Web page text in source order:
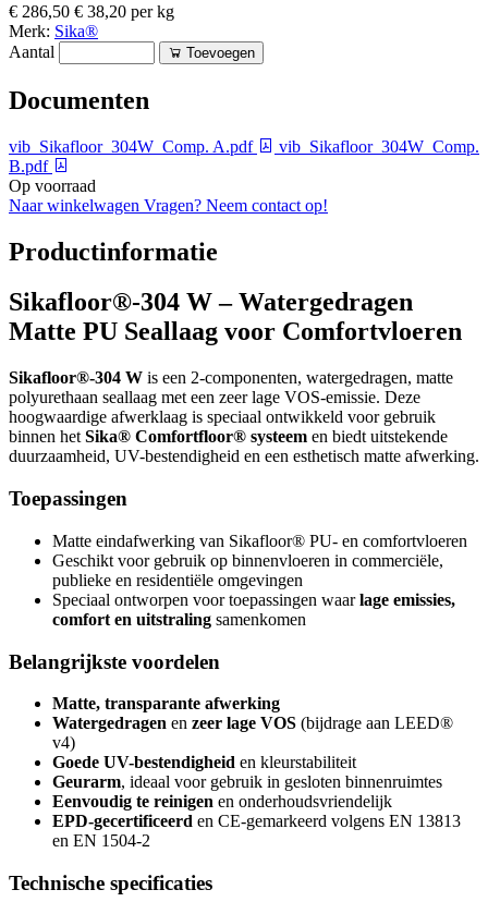
€ 286,50 € 38,20 per kg
Merk: Sika®
Aantal
Toevoegen
Documenten
vib_Sikafloor_304W_Comp. A.pdf
vib_Sikafloor_304W_Comp.
B.pdf
Op voorraad
Naar winkelwagen Vragen? Neem contact op!
Productinformatie
Sikafloor®-304 W – Watergedragen
Matte PU Seallaag voor Comfortvloeren
Sikafloor®-304 W is een 2-componenten, watergedragen, matte
polyurethaan seallaag met een zeer lage VOS-emissie. Deze
hoogwaardige afwerklaag is speciaal ontwikkeld voor gebruik
binnen het Sika® Comfortfloor® systeem en biedt uitstekende
duurzaamheid, UV-bestendigheid en een esthetisch matte afwerking.
Toepassingen
Matte eindafwerking van Sikafloor® PU- en comfortvloeren
Geschikt voor gebruik op binnenvloeren in commerciële,
publieke en residentiële omgevingen
Speciaal ontworpen voor toepassingen waarlage emissies,
comfort en uitstraling samenkomen
Belangrijkste voordelen
Matte, transparante afwerking
Watergedragen en zeer lage VOS (bijdrage aan LEED®
v4)
Goede UV-bestendigheid en kleurstabiliteit
Geurarm, ideaal voor gebruik in gesloten binnenruimtes
Eenvoudig te reinigen en onderhoudsvriendelijk
EPD-gecertificeerd en CE-gemarkeerd volgens EN 13813
en EN 1504-2
Technische specificaties